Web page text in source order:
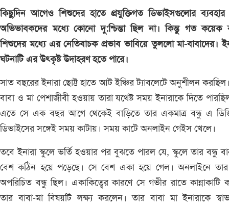
কিছুদিন আগেও শিশুদের হাতে প্রযুক্তিগত ডিভাইসগুলোর ব্যবহার
অভিভাবকদের মধ্যে কোনো দু:শ্চিন্তা ছিল না। কিন্তু গত কয়েক
শিশুদের মধ্যে এর নেতিবাচক প্রভাব ভাবিয়ে তুললো মা-বাবাদের।
ঘটনাটি এর উৎকৃষ্ট উদাহরণ হতে পারে।
সাত বছরের ইনারা ছোট্ট হাতে আট ইঞ্চির ট্যাবলেটে অনুশীলন
বাবা ও মা পেশাজীবী হওয়ায় তারা যথেষ্ট সময় ইনারাকে দিতে
এতে সে এক বছর আগে থেকেই বাড়িতে তার একমাত্র বন্ধু এ
ডিভাইসের সঙ্গেই সময় কাটায়। সময় কাটে অনলাইন গেইস খেলে।
তবে ইনারা স্কুলে ভর্তি হওয়ার পর বুঝতে পারল যে, স্কুলে তার বন্ধু
বেশ কঠিন হয়ে পড়েছে। সে বেশ একা হয়ে গেল। অনলাইনে
অপরিচিত বন্ধু ছিল। একাকিত্বের কারণে সে গভীর রাতে কান্নাকাটি
তার বাবা-মা বিষয়টি লক্ষ্য করলেন। তার বাবা মা ইনারাকে